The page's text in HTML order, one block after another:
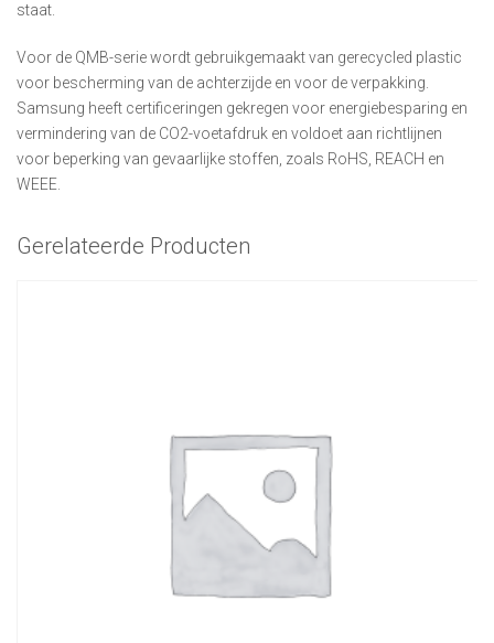
staat.
Voor de QMB-serie wordt gebruikgemaakt van gerecycled plastic
voor bescherming van de achterzijde en voor de verpakking.
Samsung heeft certificeringen gekregen voor energiebesparing en
vermindering van de CO2-voetafdruk en voldoet aan richtlijnen
voor beperking van gevaarlijke stoffen, zoals RoHS, REACH en
WEEE.
Gerelateerde Producten